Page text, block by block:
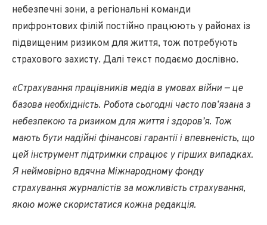
небезпечні зони, а регіональні команди
прифронтових філій постійно працюють у районах із
підвищеним ризиком для життя, тож потребують
страхового захисту. Далі текст подаємо дослівно.
«Страхування працівників медіа в умовах війни — це
базова необхідність. Робота сьогодні часто повʼязана з
небезпекою та ризиком для життя і здоров’я. Тож
мають бути надійні фінансові гарантії і впевненість, що
цей інструмент підтримки спрацює у гірших випадках.
Я неймовірно вдячна Міжнародному фонду
страхування журналістів за можливість страхування,
якою може скористатися кожна редакція.